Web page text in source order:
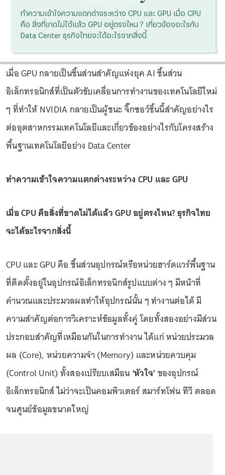
ทำความเข้าใจความแตกต่างระหว่าง CPU และ GPU เมื่อ CPU
คือ สิ่งที่ขาดไม่ได้แล้ว GPU อยู่ตรงไหน ? เกี่ยวข้องอะไรกับ
Data Center ธุรกิจไทยจะได้อะไรจากสิ่งนี้
เมื่อ GPU กลายเป็นชิ้นส่วนสำคัญแห่งยุค AI ชิ้นส่วน
อิเล็กทรอนิกส์ที่เป็นตัวขับเคลื่อนการทำงานของเทคโนโลยีใหม่
ๆ ที่ทำให้ NVIDIA กลายเป็นผู้ชนะ จิ๊กซอว์ชิ้นนี้สำคัญอย่างไร
ต่ออุตสาหกรรมเทคโนโลยีและเกี่ยวข้องอย่างไรกับโครงสร้าง
พื้นฐานเทคโนโลยีอย่าง Data Center
ทำความเข้าใจความแตกต่างระหว่าง CPU และ GPU
เมื่อ CPU คือสิ่งที่ขาดไม่ได้แล้ว GPU อยู่ตรงไหน? ธุรกิจไทย
จะได้อะไรจากสิ่งนี้
CPU และ GPU คือ ชิ้นส่วนอุปกรณ์หรือหน่วยฮาร์ดแวร์พื้นฐาน
ที่ติดตั้งอยู่ในอุปกรณ์อิเล็กทรอนิกส์รูปแบบต่าง ๆ มีหน้าที่
คำนวณและประมวลผลทำให้อุปกรณ์นั้น ๆ ทำงานต่อได้ มี
ความสำคัญต่อการวิเคราะห์ข้อมูลทั้งคู่ โดยทั้งสองอย่างมีส่วน
ประกอบสำคัญที่เหมือนกันในการทำงาน ได้แก่ หน่วยประมวล
ผล (Core), หน่วยความจำ (Memory) และหน่วยควบคุม
(Control Unit) ทั้งสองเปรียบเสมือน ‘หัวใจ’ของอุปกรณ์
อิเล็กทรอนิกส์ ไม่ว่าจะเป็นคอมพิวเตอร์ สมาร์ทโฟน ทีวี ตลอด
จนศูนย์ข้อมูลขนาดใหญ่